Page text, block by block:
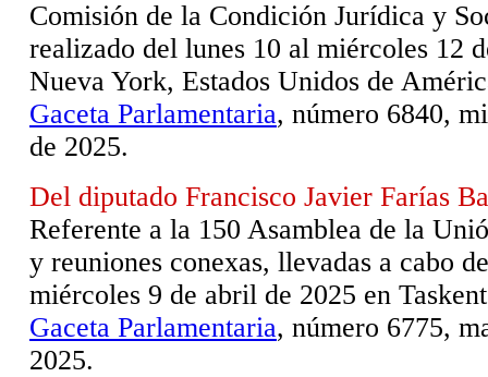
Comisión de la Condición Jurídica y
realizado del lunes 10 al miércoles 12
Nueva York, Estados Unidos de
Gaceta Parlamentaria, número 6840,
de 2025.
Del diputado Francisco Javier Farías
Referente a la 150 Asamblea de la
y reuniones conexas, llevadas a cabo
miércoles 9 de abril de 2025 en
Gaceta Parlamentaria, número 6775,
2025.